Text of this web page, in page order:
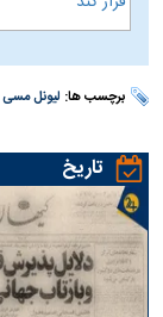
برچسب ها: لیونل مسی
تاریخ